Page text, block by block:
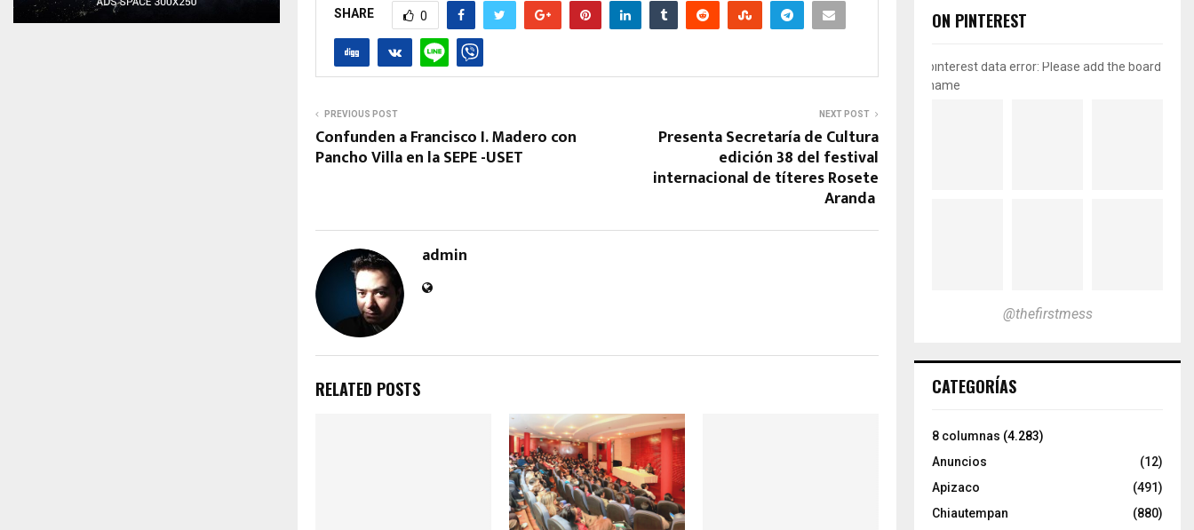
SHARE 0
PREVIOUS POST
Confunden a Francisco I. Madero con
Pancho Villa en la SEPE -USET
NEXT POST
Presenta Secretaría de Cultura
edición 38 del festival
internacional de títeres Rosete
Aranda
admin
RELATED POSTS
ON PINTEREST
pinterest data error: Please add the board
name
@thefirstmess
CATEGORÍAS
8 columnas (4.283)
Anuncios
(12)
Apizaco
(491)
Chiautempan
(880)